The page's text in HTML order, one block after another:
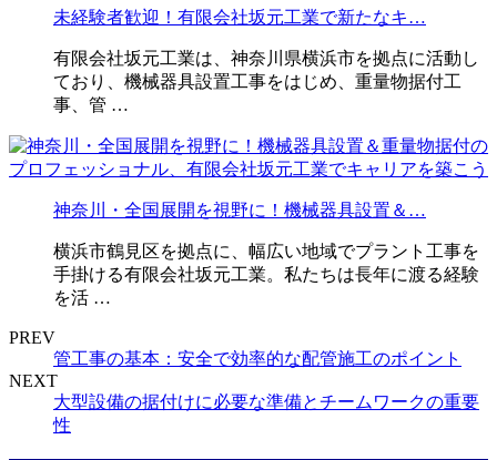
未経験者歓迎！有限会社坂元工業で新たなキ…
有限会社坂元工業は、神奈川県横浜市を拠点に活動し
ており、機械器具設置工事をはじめ、重量物据付工
事、管 …
神奈川・全国展開を視野に！機械器具設置＆…
横浜市鶴見区を拠点に、幅広い地域でプラント工事を
手掛ける有限会社坂元工業。私たちは長年に渡る経験
を活 …
PREV
管工事の基本：安全で効率的な配管施工のポイント
NEXT
大型設備の据付けに必要な準備とチームワークの重要
性